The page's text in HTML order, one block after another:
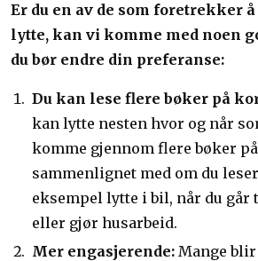
Er du en av de som foretrekker
lytte, kan vi komme med noen
du bør endre din preferanse:
Du kan lese flere bøker på
kan lytte nesten hvor og når
komme gjennom flere bøker
sammenlignet med om du
eksempel lytte i bil, når du går
eller gjør husarbeid.
Mer engasjerende: Mange